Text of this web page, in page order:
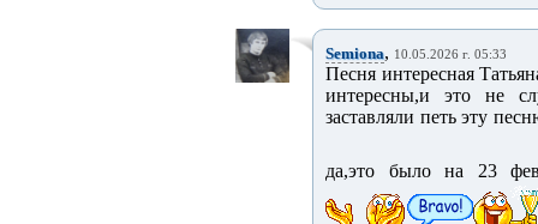
Semiona, 10.05.2026 г. 05:33
Песня интересная
интересны,и это не
заставляли петь эту
да,это было на 23